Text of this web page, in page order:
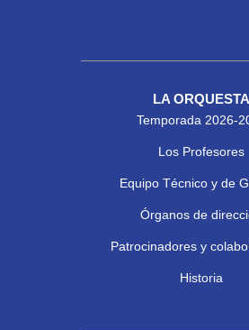
LA ORQUESTA
Temporada 2026-
Los Profesores
Equipo Técnico y de
Órganos de
Patrocinadores y
Historia